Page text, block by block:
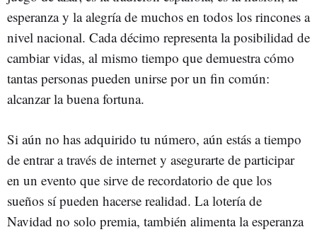
esperanza y la alegría de muchos en todos los rincones a
nivel nacional. Cada décimo representa la posibilidad de
cambiar vidas, al mismo tiempo que demuestra cómo
tantas personas pueden unirse por un fin común:
alcanzar la buena fortuna.
Si aún no has adquirido tu número, aún estás a tiempo
de entrar a través de internet y asegurarte de participar
en un evento que sirve de recordatorio de que los
sueños sí pueden hacerse realidad. La lotería de
Navidad no solo premia, también alimenta la esperanza